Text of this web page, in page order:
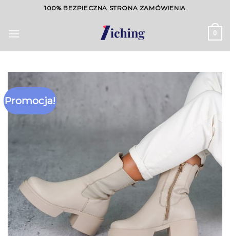
content
100% BEZPIECZNA STRONA ZAMÓWIENIA
0
Promocja!